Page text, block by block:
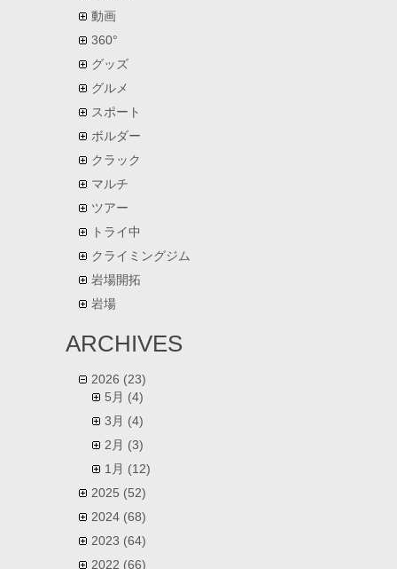
動画
360°
グッズ
グルメ
スポート
ボルダー
クラック
マルチ
ツアー
トライ中
クライミングジム
岩場開拓
岩場
ARCHIVES
2026 (23)
5月 (4)
3月 (4)
2月 (3)
1月 (12)
2025 (52)
2024 (68)
2023 (64)
2022 (66)